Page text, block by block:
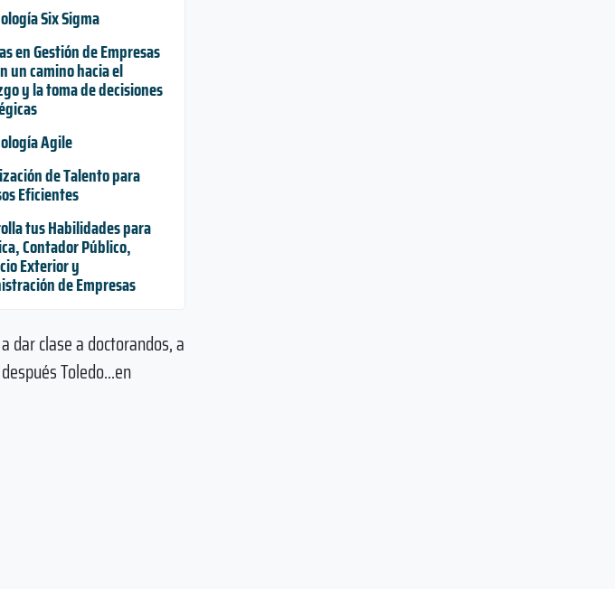
Six Sigma
en Gestión de Empresas
un camino hacia el
y la toma de decisiones
Agile
de Talento para
Eficientes
tus Habilidades para
Contador Público,
Exterior y
de Empresas
dar clase a doctorandos, a
Toledo...en